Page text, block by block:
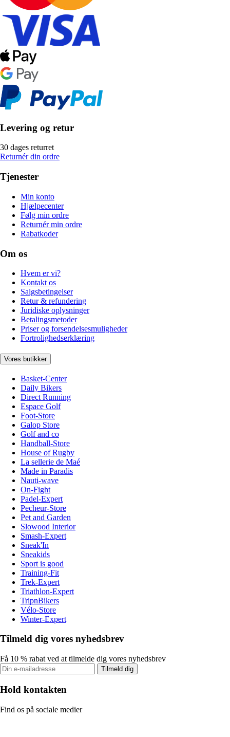
Levering og retur
30 dages returret
Returnér din ordre
Tjenester
Min konto
Hjælpecenter
Følg min ordre
Returnér min ordre
Rabatkoder
Om os
Hvem er vi?
Kontakt os
Salgsbetingelser
Retur & refundering
Juridiske oplysninger
Betalingsmetoder
Priser og forsendelsesmuligheder
Fortrolighedserklæring
Vores butikker
Basket-Center
Daily Bikers
Direct Running
Espace Golf
Foot-Store
Galop Store
Golf and co
Handball-Store
House of Rugby
La sellerie de Maé
Made in Paradis
Nauti-wave
On-Fight
Padel-Expert
Pecheur-Store
Pet and Garden
Slowood Interior
Smash-Expert
Sneak'In
Sneakids
Sport is good
Training-Fit
Trek-Expert
Triathlon-Expert
TripnBikers
Vélo-Store
Winter-Expert
Tilmeld dig vores nyhedsbrev
Få 10 % rabat ved at tilmelde dig vores nyhedsbrev
Tilmeld dig
Hold kontakten
Find os på sociale medier